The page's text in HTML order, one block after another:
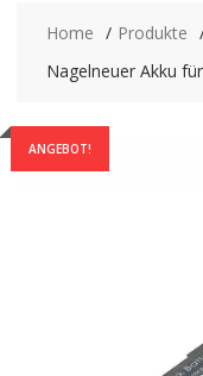
Home
Produkte
Nagelneuer Akku
ANGEBOT!